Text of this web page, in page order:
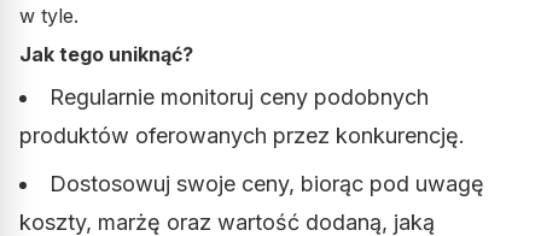
w tyle.
Jak tego uniknąć?
Regularnie monitoruj ceny podobnych
produktów oferowanych przez konkurencję.
Dostosowuj swoje ceny, biorąc pod uwagę
koszty, marżę oraz wartość dodaną, jaką